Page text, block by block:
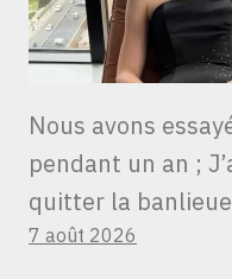
Nous avons
pendant un an ;
quitter la banlieue
7 août 2026